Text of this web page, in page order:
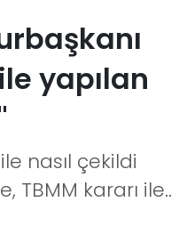
yapılan
nasıl çekildi
TBMM kararı ile..